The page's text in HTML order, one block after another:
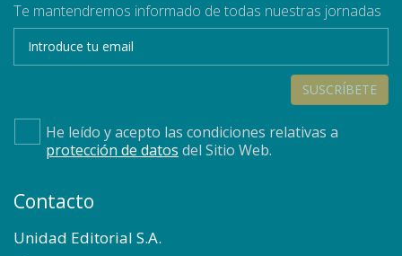
Te mantendremos informado de todas nuestras jornadas
SUSCRÍBETE
He leído y acepto las condiciones relativas a
protección de datos del Sitio Web.
Contacto
Unidad Editorial S.A.